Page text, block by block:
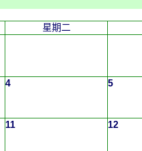
星期二
4 5
11 12